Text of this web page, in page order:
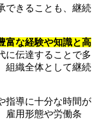
できることも、継続
富な経験や知識と高
に伝達することで多
組織全体として継続
指導に十分な時間が
雇用形態や労働条